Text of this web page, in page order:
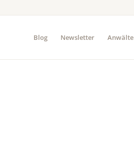
Blog Newsletter Anwälte